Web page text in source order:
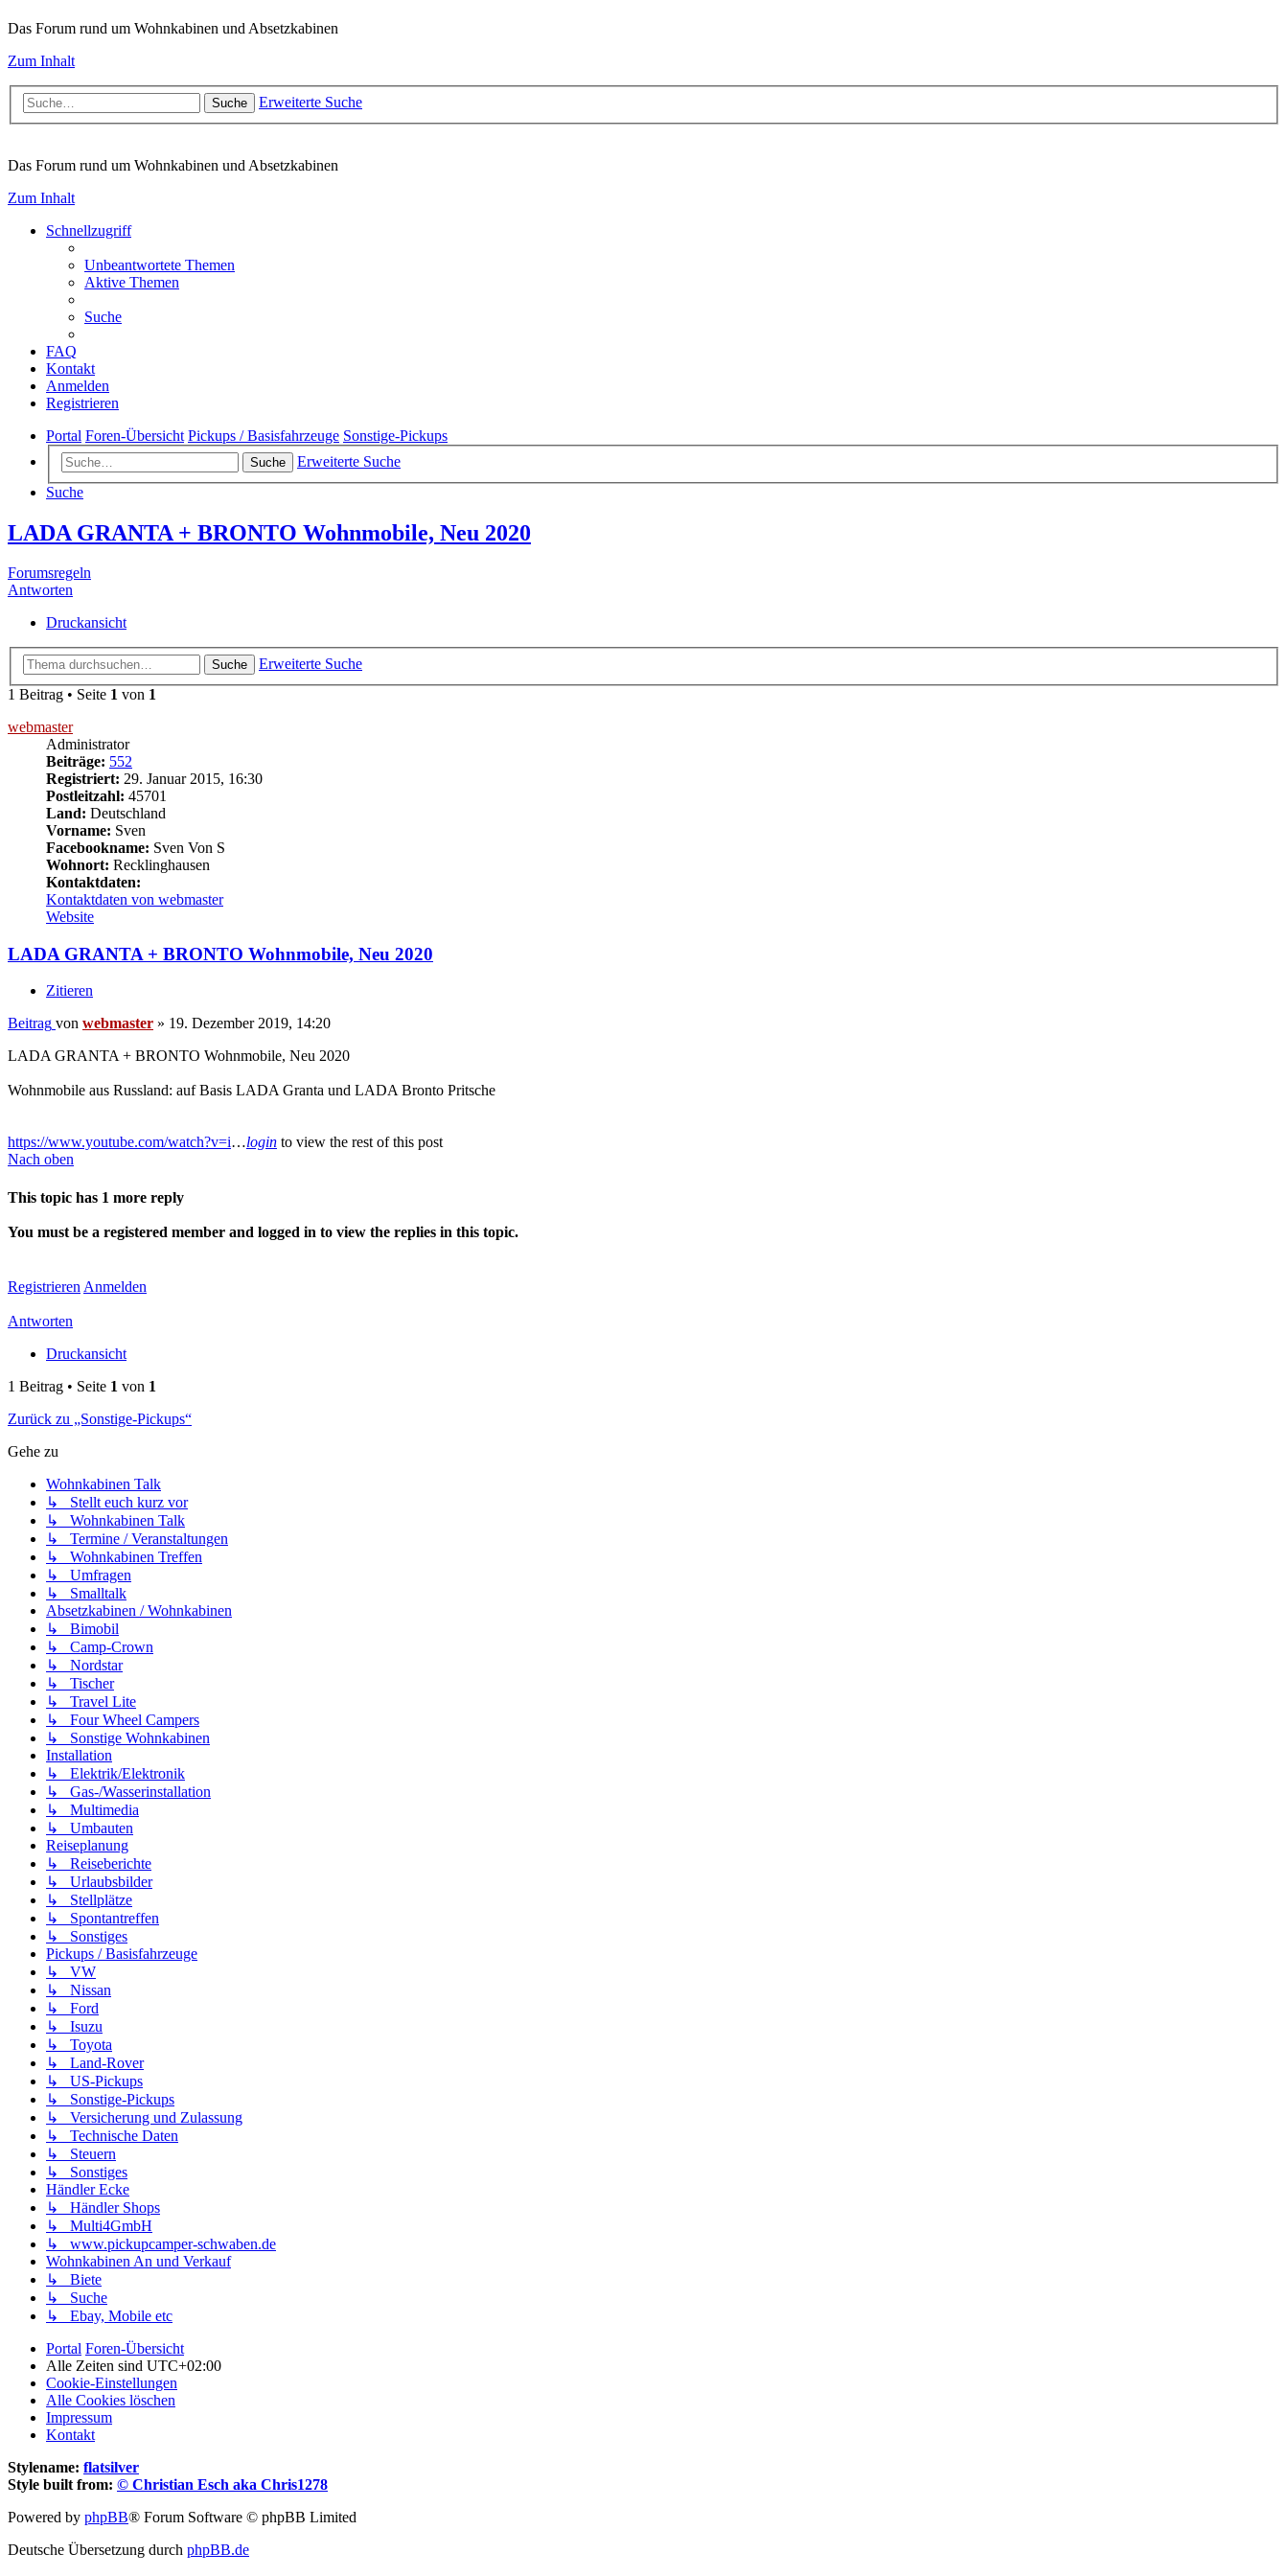
Das Forum rund um Wohnkabinen und Absetzkabinen
Zum Inhalt
Suche Erweiterte Suche
Das Forum rund um Wohnkabinen und Absetzkabinen
Zum Inhalt
Schnellzugriff
Unbeantwortete Themen
Aktive Themen
Suche
FAQ
Kontakt
Anmelden
Registrieren
Portal Foren-Übersicht Pickups / Basisfahrzeuge Sonstige-Pickups
Suche
Erweiterte Suche
Suche
LADA GRANTA + BRONTO Wohnmobile, Neu 2020
Forumsregeln
Antworten
Druckansicht
Suche
Erweiterte Suche
1 Beitrag • Seite 1 von 1
webmaster
Administrator
Beiträge: 552
Registriert: 29. Januar 2015, 16:30
Postleitzahl: 45701
Land: Deutschland
Vorname: Sven
Facebookname: Sven Von S
Wohnort: Recklinghausen
Kontaktdaten:
Kontaktdaten von webmaster
Website
LADA GRANTA + BRONTO Wohnmobile, Neu 2020
Zitieren
Beitrag von webmaster » 19. Dezember 2019, 14:20
LADA GRANTA + BRONTO Wohnmobile, Neu 2020
Wohnmobile aus Russland: auf Basis LADA Granta und LADA Bronto Pritsche
https://www.youtube.com/watch?v=i…login to view the rest of this post
Nach oben
This topic has 1 more reply
You must be a registered member and logged in to view the replies in this topic.
Registrieren Anmelden
Antworten
Druckansicht
1 Beitrag • Seite 1 von 1
Zurück zu „Sonstige-Pickups“
Gehe zu
Wohnkabinen Talk
↳ Stellt euch kurz vor
↳ Wohnkabinen Talk
↳ Termine / Veranstaltungen
↳ Wohnkabinen Treffen
↳ Umfragen
↳ Smalltalk
Absetzkabinen / Wohnkabinen
↳ Bimobil
↳ Camp-Crown
↳ Nordstar
↳ Tischer
↳ Travel Lite
↳ Four Wheel Campers
↳ Sonstige Wohnkabinen
Installation
↳ Elektrik/Elektronik
↳ Gas-/Wasserinstallation
↳ Multimedia
↳ Umbauten
Reiseplanung
↳ Reiseberichte
↳ Urlaubsbilder
↳ Stellplätze
↳ Spontantreffen
↳ Sonstiges
Pickups / Basisfahrzeuge
↳ VW
↳ Nissan
↳ Ford
↳ Isuzu
↳ Toyota
↳ Land-Rover
↳ US-Pickups
↳ Sonstige-Pickups
↳ Versicherung und Zulassung
↳ Technische Daten
↳ Steuern
↳ Sonstiges
Händler Ecke
↳ Händler Shops
↳ Multi4GmbH
↳ www.pickupcamper-schwaben.de
Wohnkabinen An und Verkauf
↳ Biete
↳ Suche
↳ Ebay, Mobile etc
Portal Foren-Übersicht
Alle Zeiten sind UTC+02:00
Cookie-Einstellungen
Alle Cookies löschen
Impressum
Kontakt
Stylename: flatsilver
Style built from: © Christian Esch aka Chris1278
Powered by phpBB® Forum Software © phpBB Limited
Deutsche Übersetzung durch phpBB.de